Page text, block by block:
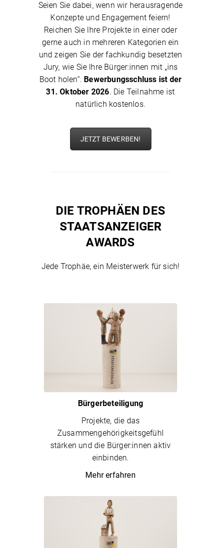
Seien Sie dabei, wenn wir herausragende
Konzepte und Engagement feiern!
Reichen Sie Ihre Projekte in einer oder
gerne auch in mehreren Kategorien ein
und zeigen Sie der fachkundig besetzten
Jury, wie Sie Ihre Bürger:innen mit „ins
Boot holen“. Bewerbungsschluss ist der
31. Oktober 2026. Die Teilnahme ist
natürlich kostenlos.
JETZT BEWERBEN!
DIE TROPHÄEN DES
STAATSANZEIGER
AWARDS
Jede Trophäe, ein Meisterwerk für sich!
Bürgerbeteiligung
Projekte, die das
Zusammengehörigkeitsgefühl
stärken und die Bürger:innen aktiv
einbinden.
Mehr erfahren